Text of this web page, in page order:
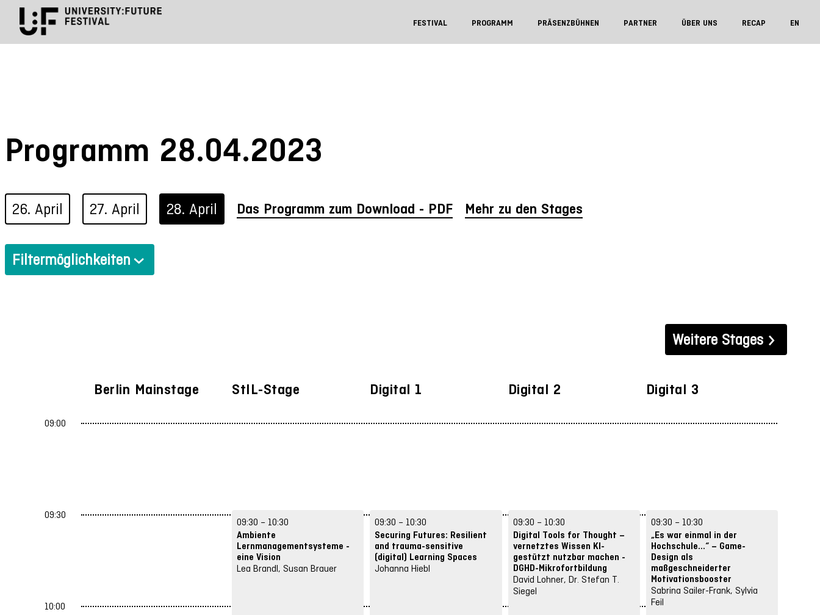
FESTIVAL PROGRAMM PRÄSENZBÜHNEN PARTNER ÜBER UNS RECAP EN
Programm 28.04.2023
26. April 27. April 28. April Das Programm zum Download - PDF Mehr zu den Stages
Filtermöglichkeiten
Weitere Stages
Berlin Mainstage StIL-Stage
09:30 – 10:30
Ambiente
Lernmanagementsysteme -
eine Vision
Lea Brandl, Susan Brauer
Digital 1
09:30 – 10:30
Securing Futures: Resilient
and trauma-sensitive
(digital) Learning Spaces
Johanna Hiebl
Digital 2
09:30 – 10:30
Digital Tools for Thought –
vernetztes Wissen KI-
gestützt nutzbar machen -
DGHD-Mikrofortbildung
David Lohner, Dr. Stefan T.
Siegel
Digital 3
09:30 – 10:30
„Es war einmal in der
Hochschule...“ – Game-
Design als
maßgeschneiderter
Motivationsbooster
Sabrina Sailer-Frank, Sylvia
Feil
09:00
09:30
10:00